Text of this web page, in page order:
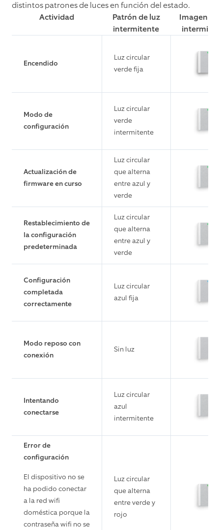
distintos patrones de luces en función del estado.
Actividad
Patrón de luz
intermitente
Imagen de
Encendido
Luz circular
verde fija
Modo de
configuración
Luz circular
verde
intermitente
Actualización de
firmware en curso
Luz circular
que alterna
entre azul y
verde
Restablecimiento de
la configuración
predeterminada
Luz circular
que alterna
entre azul y
verde
Configuración
completada
correctamente
Luz circular
azul fija
Modo reposo con
conexión
Sin luz
Intentando
conectarse
Luz circular
azul
intermitente
Error de
configuración
El dispositivo no se
ha podido conectar
a la red wifi
doméstica porque la
contraseña wifi no se
Luz circular
que alterna
entre verde y
rojo